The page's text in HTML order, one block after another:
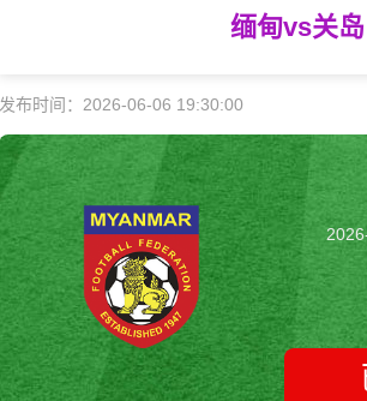
缅甸vs关
发布时间：2026-06-06 19:30:00